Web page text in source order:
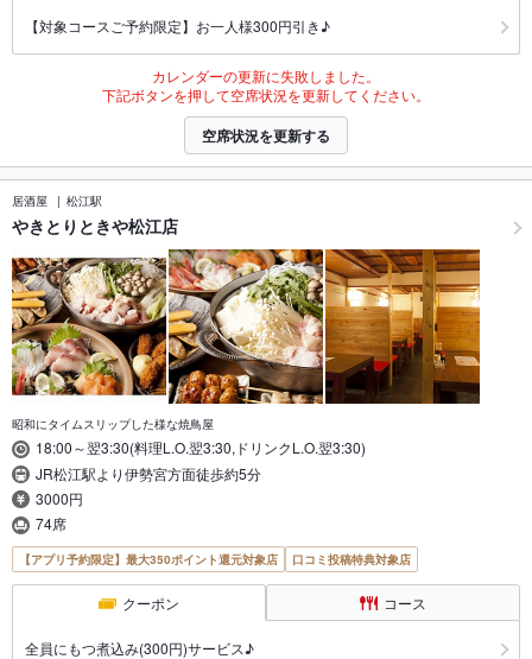
【対象コースご予約限定】お一人様300円引き♪
カレンダーの更新に失敗しました。
下記ボタンを押して空席状況を更新してください。
空席状況を更新する
居酒屋 松江駅
やきとりときや松江店
昭和にタイムスリップした様な焼鳥屋
18:00～翌3:30(料理L.O.翌3:30,ドリンクL.O.翌3:30)
JR松江駅より伊勢宮方面徒歩約5分
3000円
74席
【アプリ予約限定】最大350ポイント還元対象店 口コミ投稿特典対象店
クーポン コース
全員にもつ煮込み(300円)サービス♪